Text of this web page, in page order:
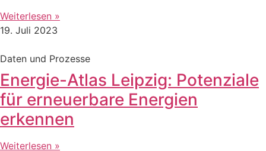
Weiterlesen »
19. Juli 2023
Daten und Prozesse
Energie-Atlas Leipzig: Potenziale
für erneuerbare Energien
erkennen
Weiterlesen »